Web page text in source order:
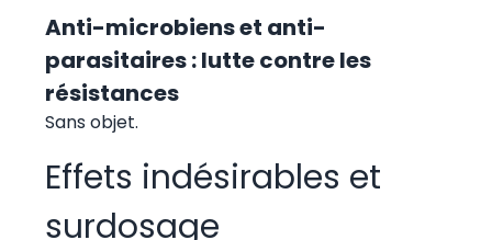
Anti-microbiens et anti-
parasitaires : lutte contre les
résistances
Sans objet.
Effets indésirables et
surdosage